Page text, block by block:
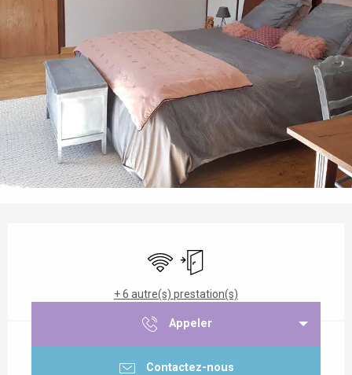
WiFi
Entrée indépendante
+ 6 autre(s) prestation(s)
Appeler
Contactez-nous